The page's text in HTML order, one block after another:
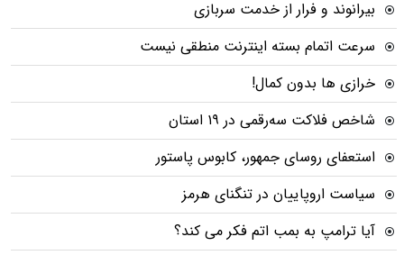
بیرانوند و فرار از خدمت سربازی
سرعت اتمام بسته‌ اینترنت منطقی نیست
خرازی ها بدون کمال!
شاخص فلاکت سه‌رقمی در ۱۹ استان
استعفای روسای جمهور، کابوس پاستور
سیاست اروپاییان در تنگنای هرمز
آیا ترامپ به بمب اتم فکر می کند؟